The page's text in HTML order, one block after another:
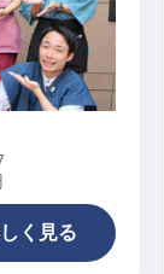
く見る